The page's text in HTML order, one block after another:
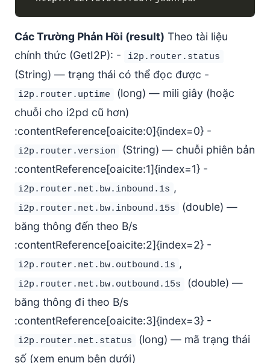
Các Trường Phản Hồi (result) Theo tài liệu
chính thức (GetI2P): -
i2p.router.status
(String) — trạng thái có thể đọc được -
i2p.router.uptime
(long) — mili giây (hoặc
chuỗi cho i2pd cũ hơn)
:contentReference[oaicite:0]{index=0} -
i2p.router.version
(String) — chuỗi phiên bản
:contentReference[oaicite:1]{index=1} -
i2p.router.net.bw.inbound.1s ,
i2p.router.net.bw.inbound.15s
(double) —
băng thông đến theo B/s
:contentReference[oaicite:2]{index=2} -
i2p.router.net.bw.outbound.1s ,
i2p.router.net.bw.outbound.15s
(double) —
băng thông đi theo B/s
:contentReference[oaicite:3]{index=3} -
i2p.router.net.status
(long) — mã trạng thái
số (xem enum bên dưới)